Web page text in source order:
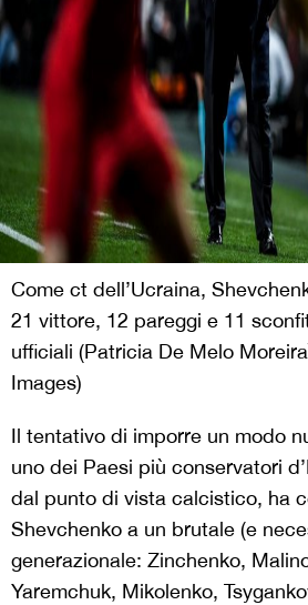
Come ct dell’Ucraina,
21 vittore, 12 pareggi e 11
ufficiali (Patricia De Melo
Images)
Il tentativo di imporre un modo
uno dei Paesi più conservatori
dal punto di vista calcistico, ha
Shevchenko a un brutale (e
generazionale: Zinchenko,
Yaremchuk, Mikolenko,